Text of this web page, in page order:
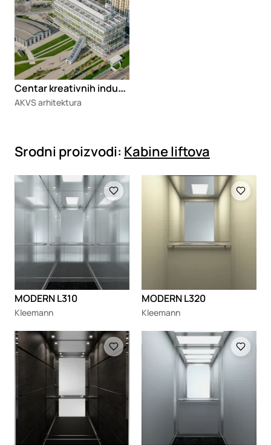
C
entar kreativnih industrija i inovacija „Ložionica” i Kuća eUprave
AKVS arhitektura
Srodni proizvodi: Kabine liftova
Loading
MODERN L310
Kleemann
Loading
MODERN L320
Kleemann
Loading Loading